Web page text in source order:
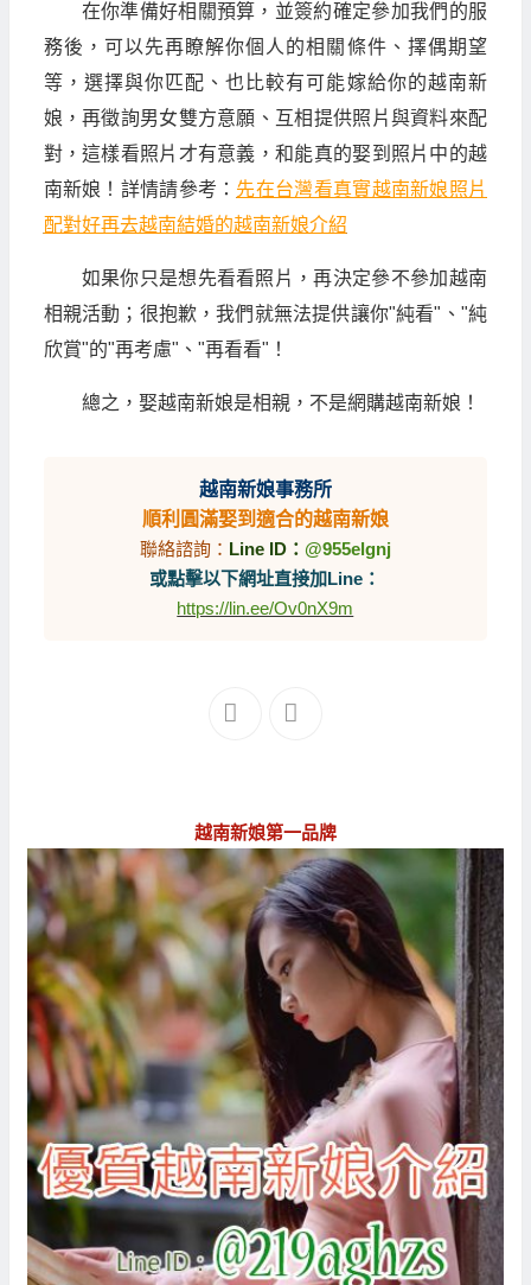
在你準備好相關預算，並簽約確定參加我們的服
務後，可以先再瞭解你個人的相關條件、擇偶期望
等，選擇與你匹配、也比較有可能嫁給你的越南新
娘，再徵詢男女雙方意願、互相提供照片與資料來配
對，這樣看照片才有意義，和能真的娶到照片中的越
南新娘！詳情請參考： 先在台灣看真實越南新娘照片
配對好再去越南結婚的越南新娘介紹
如果你只是想先看看照片，再決定參不參加越南
相親活動；很抱歉，我們就無法提供讓你"純看"、"純
欣賞"的"再考慮"、"再看看"！
總之，娶越南新娘是相親，不是網購越南新娘！
越南新娘事務所
順利圓滿娶到適合的越南新娘
聯絡諮詢： Line ID： @955elgnj
或點擊以下網址直接加Line：
https://lin.ee/Ov0nX9m
越南新娘第一品牌